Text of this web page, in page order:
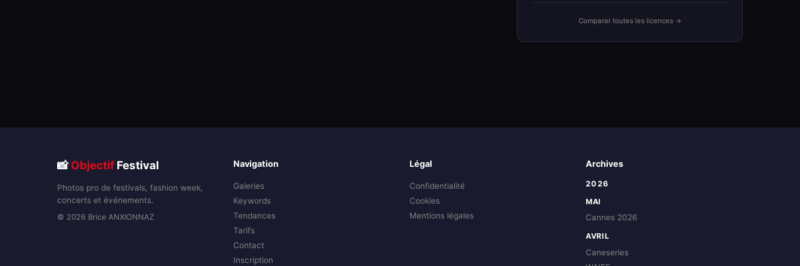
Comparer toutes les licences →
📸Objectif Festival
Photos pro de festivals, fashion week,
concerts et événements.
© 2026 Brice ANXIONNAZ
Navigation
Galeries
Keywords
Tendances
Tarifs
Contact
Inscription
Légal
Confidentialité
Cookies
Mentions légales
Archives
2026
MAI
Cannes 2026
AVRIL
Caneseries